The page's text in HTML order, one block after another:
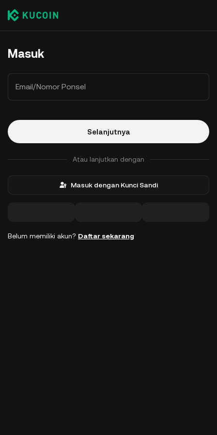
Masuk
Email/Nomor Ponsel
Selanjutnya
Atau lanjutkan dengan
Masuk dengan Kunci Sandi
Belum memiliki akun? Daftar sekarang